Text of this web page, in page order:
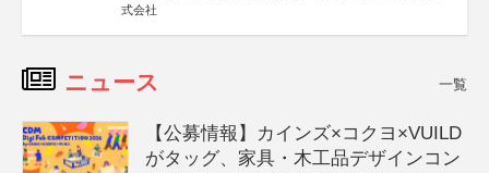
式会社
ニュース 一覧
【公募情報】カインズ×コクヨ×VUILD
がタッグ、家具・木工品デザインコン